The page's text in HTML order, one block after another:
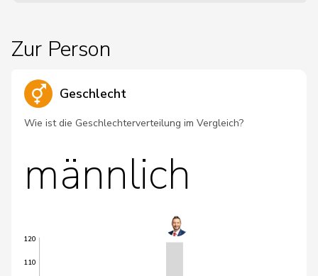
Zur Person
Geschlecht
Wie ist die Geschlechterverteilung im Vergleich?
männlich
110
120